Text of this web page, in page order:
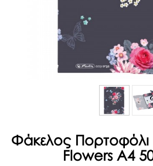
Φάκελος Πορτοφόλι
Flowers A4